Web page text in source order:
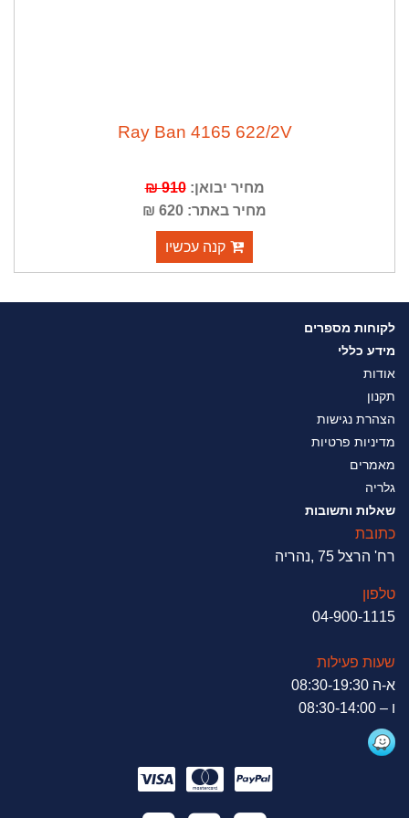
Ray Ban 4165 622/2V
מחיר יבואן:910 ₪
מחיר באתר: 620 ₪
קנה עכשיו
לקוחות מספרים
מידע כללי
אודות
תקנון
הצהרת נגישות
מדיניות פרטיות
מאמרים
גלריה
שאלות ותשובות
כתובת
רח' הרצל 75 ,נהריה
טלפון
04-900-1115
שעות פעילות
א-ה 08:30-19:30
ו – 08:30-14:00